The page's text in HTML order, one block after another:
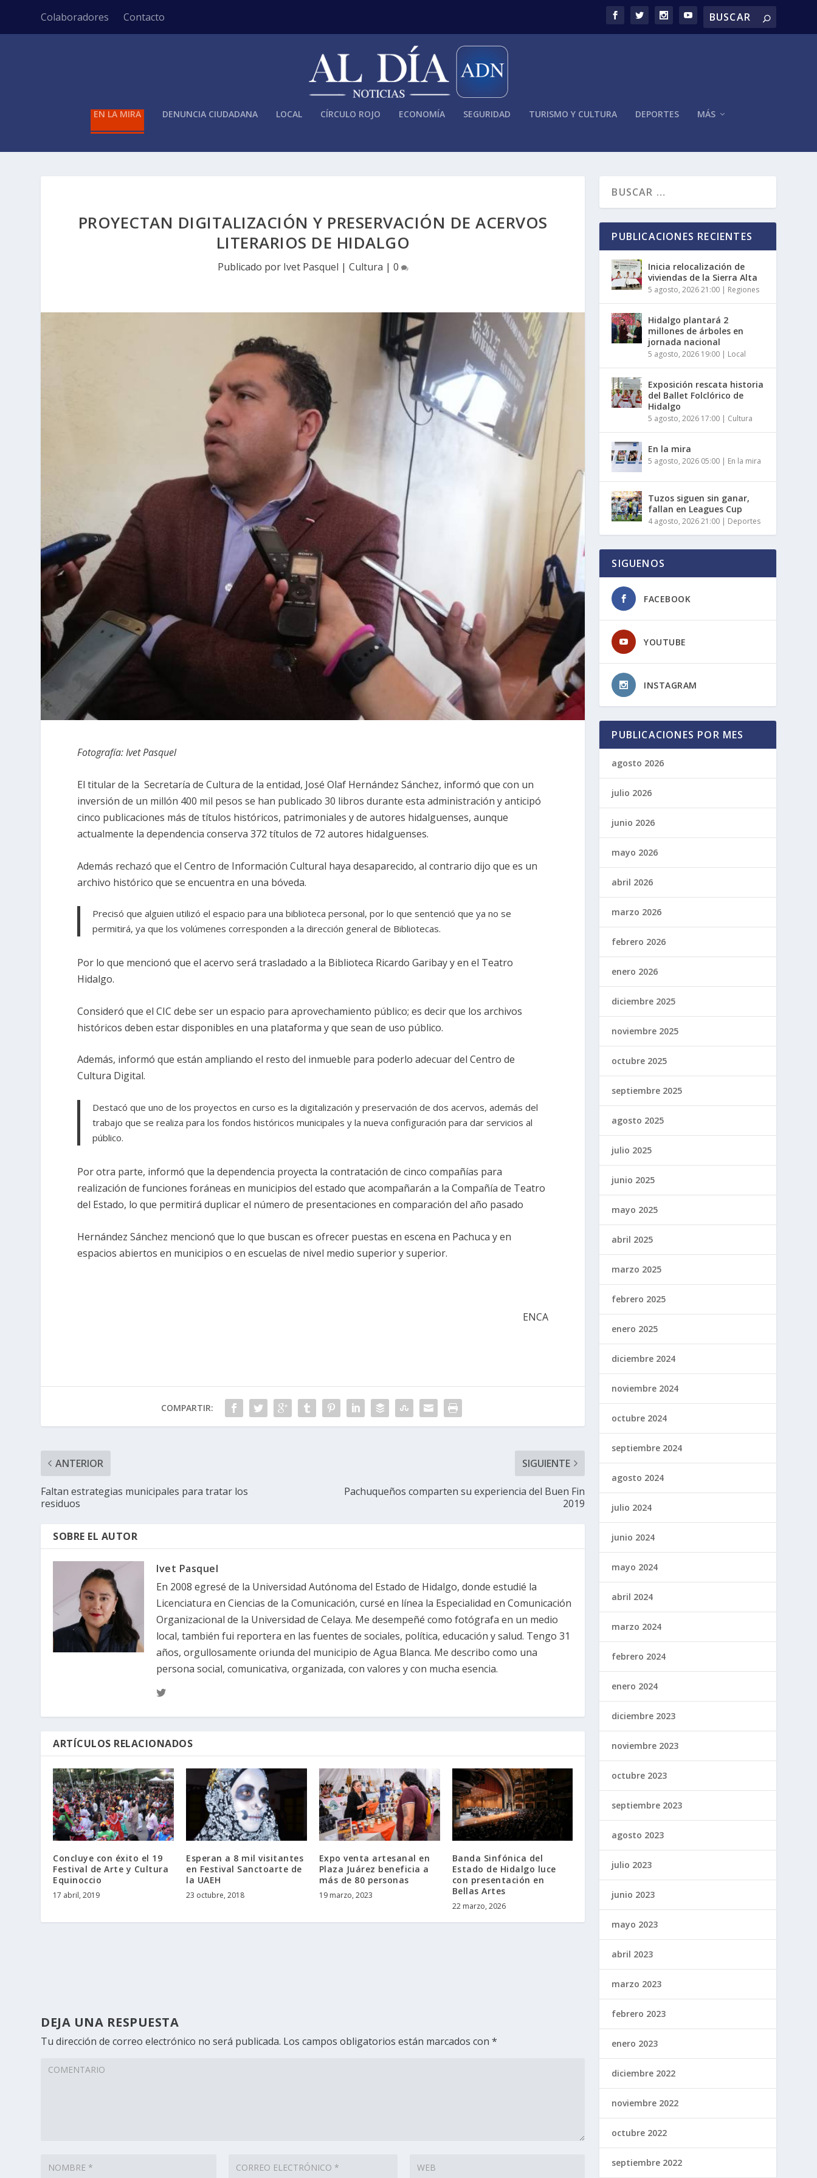
Colaboradores Contacto
EN LA MIRA DENUNCIA CIUDADANA LOCAL CÍRCULO ROJO ECONOMÍA SEGURIDAD TURISMO Y CULTURA DEPORTES MÁS
PROYECTAN DIGITALIZACIÓN Y PRESERVACIÓN DE ACERVOS
LITERARIOS DE HIDALGO
Publicado por Ivet Pasquel | Cultura | 0
Fotografía: Ivet Pasquel
El titular de la Secretaría de Cultura de la entidad, José Olaf Hernández Sánchez, informó que con un
inversión de un millón 400 mil pesos se han publicado 30 libros durante esta administración y anticipó
cinco publicaciones más de títulos históricos, patrimoniales y de autores hidalguenses, aunque
actualmente la dependencia conserva 372 títulos de 72 autores hidalguenses.
Además rechazó que el Centro de Información Cultural haya desaparecido, al contrario dijo que es un
archivo histórico que se encuentra en una bóveda.
Precisó que alguien utilizó el espacio para una biblioteca personal, por lo que sentenció que ya no se
permitirá, ya que los volúmenes corresponden a la dirección general de Bibliotecas.
Por lo que mencionó que el acervo será trasladado a la Biblioteca Ricardo Garibay y en el Teatro
Hidalgo.
Consideró que el CIC debe ser un espacio para aprovechamiento público; es decir que los archivos
históricos deben estar disponibles en una plataforma y que sean de uso público.
Además, informó que están ampliando el resto del inmueble para poderlo adecuar del Centro de
Cultura Digital.
Destacó que uno de los proyectos en curso es la digitalización y preservación de dos acervos, además del
trabajo que se realiza para los fondos históricos municipales y la nueva configuración para dar servicios al
público.
Por otra parte, informó que la dependencia proyecta la contratación de cinco compañías para
realización de funciones foráneas en municipios del estado que acompañarán a la Compañía de Teatro
del Estado, lo que permitirá duplicar el número de presentaciones en comparación del año pasado
Hernández Sánchez mencionó que lo que buscan es ofrecer puestas en escena en Pachuca y en
espacios abiertos en municipios o en escuelas de nivel medio superior y superior.
ENCA
COMPARTIR:
ANTERIOR
Faltan estrategias municipales para tratar los
residuos
SIGUIENTE
Pachuqueños comparten su experiencia del Buen Fin
2019
SOBRE EL AUTOR
Ivet Pasquel
En 2008 egresé de la Universidad Autónoma del Estado de Hidalgo, donde estudié la
Licenciatura en Ciencias de la Comunicación, cursé en línea la Especialidad en Comunicación
Organizacional de la Universidad de Celaya. Me desempeñé como fotógrafa en un medio
local, también fui reportera en las fuentes de sociales, política, educación y salud. Tengo 31
años, orgullosamente oriunda del municipio de Agua Blanca. Me describo como una
persona social, comunicativa, organizada, con valores y con mucha esencia.
ARTÍCULOS RELACIONADOS
Concluye con éxito el 19
Festival de Arte y Cultura
Equinoccio
17 abril, 2019
Esperan a 8 mil visitantes
en Festival Sanctoarte de
la UAEH
23 octubre, 2018
Expo venta artesanal en
Plaza Juárez beneficia a
más de 80 personas
19 marzo, 2023
Banda Sinfónica del
Estado de Hidalgo luce
con presentación en
Bellas Artes
22 marzo, 2026
DEJA UNA RESPUESTA
Tu dirección de correo electrónico no será publicada. Los campos obligatorios están marcados con*
PUBLICACIONES RECIENTES
Inicia relocalización de
viviendas de la Sierra Alta
5 agosto, 2026 21:00 | Regiones
Hidalgo plantará 2
millones de árboles en
jornada nacional
5 agosto, 2026 19:00 | Local
Exposición rescata historia
del Ballet Folclórico de
Hidalgo
5 agosto, 2026 17:00 | Cultura
En la mira
5 agosto, 2026 05:00 | En la mira
Tuzos siguen sin ganar,
fallan en Leagues Cup
4 agosto, 2026 21:00 | Deportes
SIGUENOS
FACEBOOK
YOUTUBE
INSTAGRAM
PUBLICACIONES POR MES
agosto 2026
julio 2026
junio 2026
mayo 2026
abril 2026
marzo 2026
febrero 2026
enero 2026
diciembre 2025
noviembre 2025
octubre 2025
septiembre 2025
agosto 2025
julio 2025
junio 2025
mayo 2025
abril 2025
marzo 2025
febrero 2025
enero 2025
diciembre 2024
noviembre 2024
octubre 2024
septiembre 2024
agosto 2024
julio 2024
junio 2024
mayo 2024
abril 2024
marzo 2024
febrero 2024
enero 2024
diciembre 2023
noviembre 2023
octubre 2023
septiembre 2023
agosto 2023
julio 2023
junio 2023
mayo 2023
abril 2023
marzo 2023
febrero 2023
enero 2023
diciembre 2022
noviembre 2022
octubre 2022
septiembre 2022